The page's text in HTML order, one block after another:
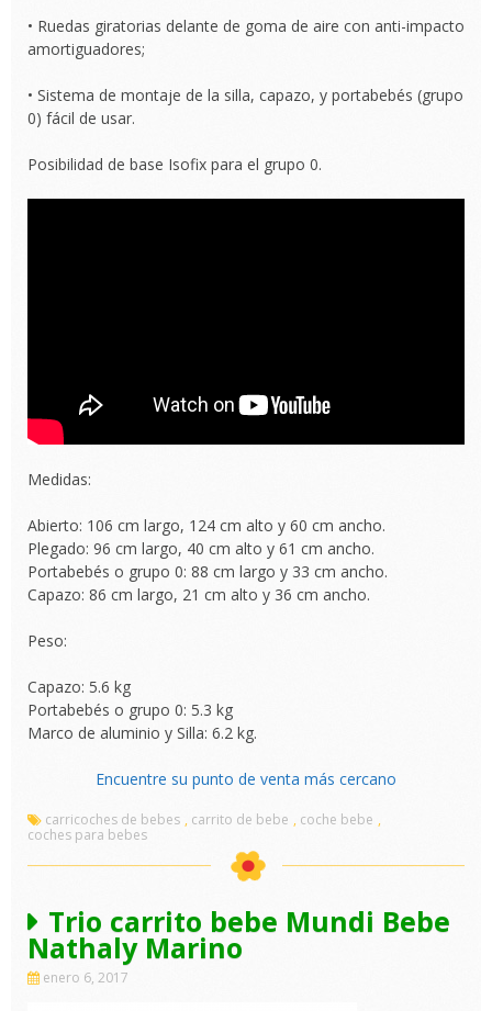
• Ruedas giratorias delante de goma de aire con anti-impacto
amortiguadores;
• Sistema de montaje de la silla, capazo, y portabebés (grupo
0) fácil de usar.
Posibilidad de base Isofix para el grupo 0.
Medidas:
Abierto: 106 cm largo, 124 cm alto y 60 cm ancho.
Plegado: 96 cm largo, 40 cm alto y 61 cm ancho.
Portabebés o grupo 0: 88 cm largo y 33 cm ancho.
Capazo: 86 cm largo, 21 cm alto y 36 cm ancho.
Peso:
Capazo: 5.6 kg
Portabebés o grupo 0: 5.3 kg
Marco de aluminio y Silla: 6.2 kg.
Encuentre su punto de venta más cercano
carricoches de bebes , carrito de bebe , coche bebe ,
coches para bebes
Trio carrito bebe Mundi Bebe
Nathaly Marino
enero 6, 2017